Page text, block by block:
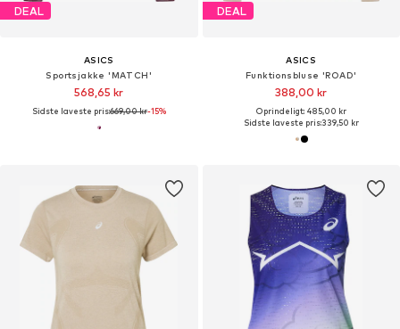
DEAL
ASICS
Sportsjakke 'MATCH'
568,65 kr
Sidste laveste pris:669,00 kr-15%
DEAL
ASICS
Funktionsbluse 'ROAD'
388,00 kr
Oprindeligt: 485,00 kr
Sidste laveste pris:339,50 kr